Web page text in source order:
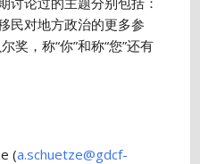
民对地方政治的更多参
奖，称“你”和称“您”还有
(a.schuetze@gdcf-